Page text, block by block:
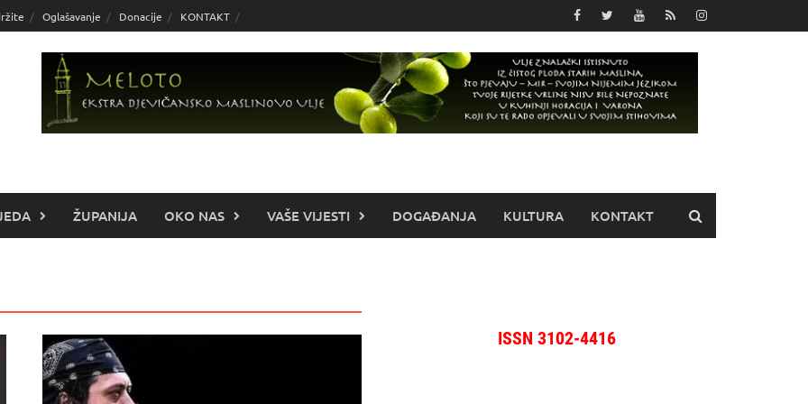
Oglašavanje Donacije KONTAKT
ŽUPANIJA OKO NAS VAŠE VIJESTI DOGAĐANJA KULTURA KONTAKT
ISSN 3102-4416